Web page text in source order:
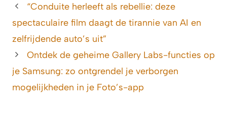
“Conduite herleeft als rebellie: deze
spectaculaire film daagt de tirannie van AI en
zelfrijdende auto’s uit”
Ontdek de geheime Gallery Labs-functies op
je Samsung: zo ontgrendel je verborgen
mogelijkheden in je Foto’s-app